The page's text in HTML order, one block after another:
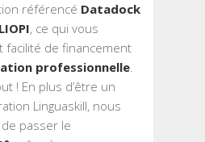
référencé Datadock
, ce qui vous
facilité de financement
professionnelle.
! En plus d’être un
Linguaskill, nous
passer le